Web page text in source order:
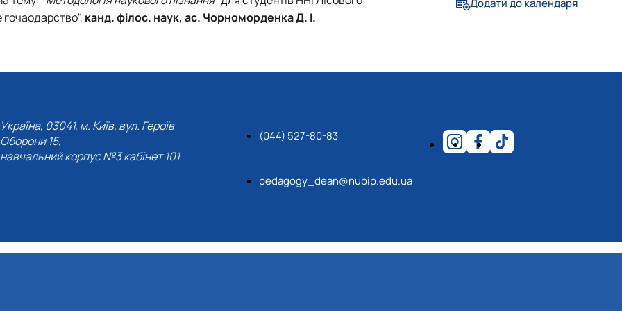
факультету
англійської філології
психології
канд. філос. наук, ас. Чорноморденка Д. І.
Додати до календаря
Україна, 03041, м. Київ, вул. Героїв
Оборони 15,
навчальний корпус №3 кабінет 101
(044) 527-80-83
pedagogy_dean@nubip.edu.ua